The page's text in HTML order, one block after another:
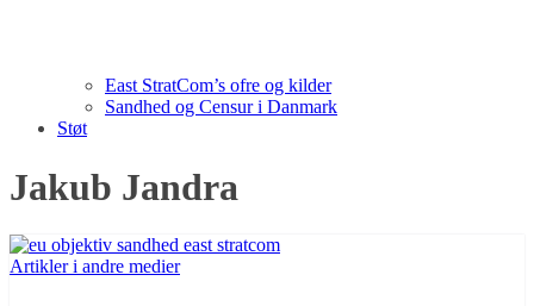
East StratCom’s ofre og kilder
Sandhed og Censur i Danmark
Støt
Jakub Jandra
Artikler i andre medier